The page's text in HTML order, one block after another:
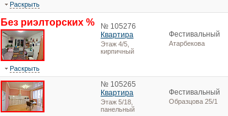
Раскрыть
Без риэлторских %
№ 105276
Квартира
Этаж 4/5,
кирпичный
Фестивальный
Атарбекова
Раскрыть
№ 105265
Квартира
Этаж 5/18,
панельный
Фестивальный
Образцова 25/1